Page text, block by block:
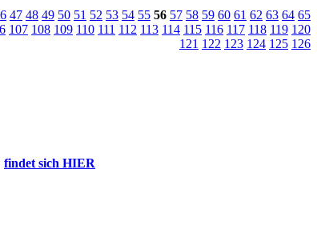
47 48 49 50 51 52 53 54 55 56 57 58 59 60 61 62 63 64 65
107 108 109 110 111 112 113 114 115 116 117 118 119 120
121 122 123 124 125 126
findet sich HIER